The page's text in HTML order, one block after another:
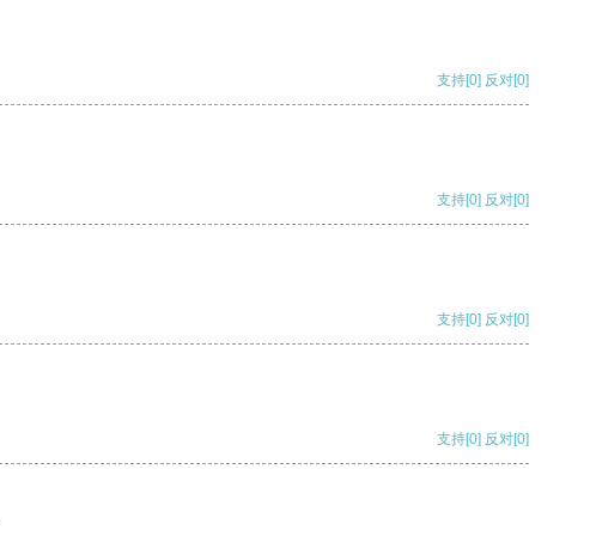
支持[0] 反对[0]
支持[0] 反对[0]
支持[0] 反对[0]
支持[0] 反对[0]